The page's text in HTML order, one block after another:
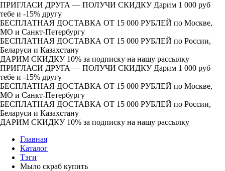
ПРИГЛАСИ ДРУГА — ПОЛУЧИ СКИДКУ Дарим 1 000 руб
тебе и -15% другу
БЕСПЛАТНАЯ ДОСТАВКА ОТ 15 000 РУБЛЕЙ по Москве,
МО и Санкт-Петербургу
БЕСПЛАТНАЯ ДОСТАВКА ОТ 15 000 РУБЛЕЙ по России,
Беларуси и Казахстану
ДАРИМ СКИДКУ 10% за подписку на нашу рассылку
ПРИГЛАСИ ДРУГА — ПОЛУЧИ СКИДКУ Дарим 1 000 руб
тебе и -15% другу
БЕСПЛАТНАЯ ДОСТАВКА ОТ 15 000 РУБЛЕЙ по Москве,
МО и Санкт-Петербургу
БЕСПЛАТНАЯ ДОСТАВКА ОТ 15 000 РУБЛЕЙ по России,
Беларуси и Казахстану
ДАРИМ СКИДКУ 10% за подписку на нашу рассылку
Главная
Каталог
Тэги
Мыло скраб купить